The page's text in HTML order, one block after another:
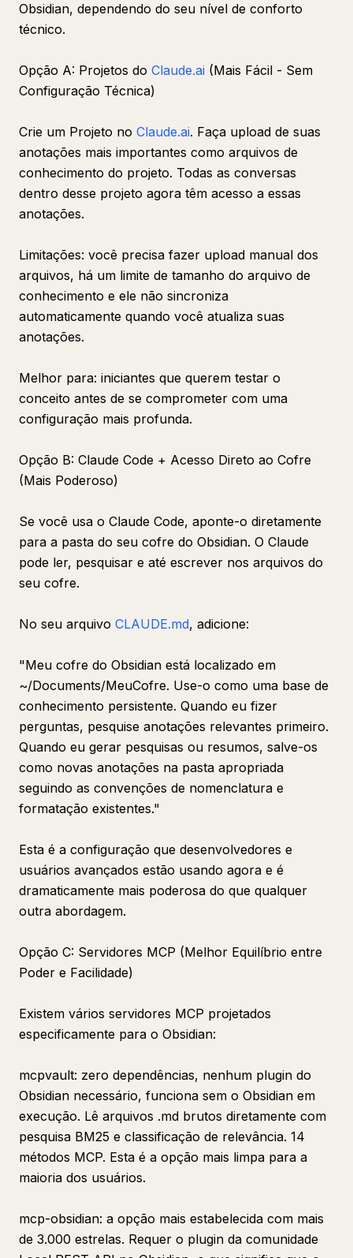
Obsidian, dependendo do seu nível de conforto
técnico.
Opção A: Projetos do Claude.ai (Mais Fácil - Sem
Configuração Técnica)
Crie um Projeto no Claude.ai. Faça upload de suas
anotações mais importantes como arquivos de
conhecimento do projeto. Todas as conversas
dentro desse projeto agora têm acesso a essas
anotações.
Limitações: você precisa fazer upload manual dos
arquivos, há um limite de tamanho do arquivo de
conhecimento e ele não sincroniza
automaticamente quando você atualiza suas
anotações.
Melhor para: iniciantes que querem testar o
conceito antes de se comprometer com uma
configuração mais profunda.
Opção B: Claude Code + Acesso Direto ao Cofre
(Mais Poderoso)
Se você usa o Claude Code, aponte-o diretamente
para a pasta do seu cofre do Obsidian. O Claude
pode ler, pesquisar e até escrever nos arquivos do
seu cofre.
No seu arquivo CLAUDE.md, adicione:
"Meu cofre do Obsidian está localizado em
~/Documents/MeuCofre. Use-o como uma base de
conhecimento persistente. Quando eu fizer
perguntas, pesquise anotações relevantes primeiro.
Quando eu gerar pesquisas ou resumos, salve-os
como novas anotações na pasta apropriada
seguindo as convenções de nomenclatura e
formatação existentes."
Esta é a configuração que desenvolvedores e
usuários avançados estão usando agora e é
dramaticamente mais poderosa do que qualquer
outra abordagem.
Opção C: Servidores MCP (Melhor Equilíbrio entre
Poder e Facilidade)
Existem vários servidores MCP projetados
especificamente para o Obsidian:
mcpvault: zero dependências, nenhum plugin do
Obsidian necessário, funciona sem o Obsidian em
execução. Lê arquivos .md brutos diretamente com
pesquisa BM25 e classificação de relevância. 14
métodos MCP. Esta é a opção mais limpa para a
maioria dos usuários.
mcp-obsidian: a opção mais estabelecida com mais
de 3.000 estrelas. Requer o plugin da comunidade